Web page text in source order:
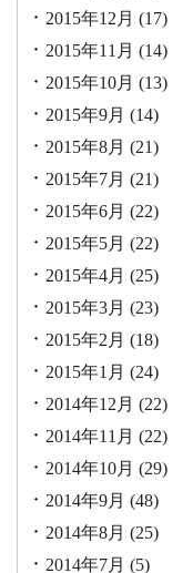
2015年12月 (17)
2015年11月 (14)
2015年10月 (13)
2015年9月 (14)
2015年8月 (21)
2015年7月 (21)
2015年6月 (22)
2015年5月 (22)
2015年4月 (25)
2015年3月 (23)
2015年2月 (18)
2015年1月 (24)
2014年12月 (22)
2014年11月 (22)
2014年10月 (29)
2014年9月 (48)
2014年8月 (25)
2014年7月 (5)